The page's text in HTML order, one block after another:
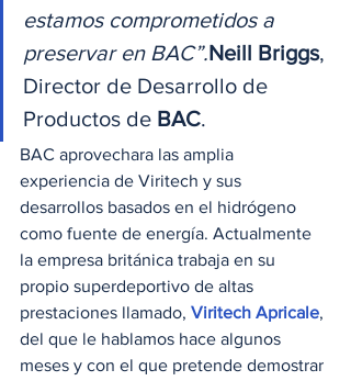
estamos comprometidos a
preservar en BAC”.Neill Briggs,
Director de Desarrollo de
Productos de BAC.
BAC aprovechara las amplia
experiencia de Viritech y sus
desarrollos basados en el hidrógeno
como fuente de energía. Actualmente
la empresa británica trabaja en su
propio superdeportivo de altas
prestaciones llamado, Viritech Apricale,
del que le hablamos hace algunos
meses y con el que pretende demostrar